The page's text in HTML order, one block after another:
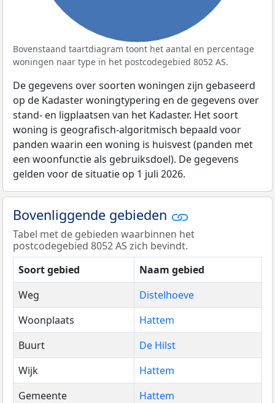
Bovenstaand taartdiagram toont het aantal en percentage
woningen naar type in het postcodegebied 8052 AS.
De gegevens over soorten woningen zijn gebaseerd
op de Kadaster woningtypering en de gegevens over
stand- en ligplaatsen van het Kadaster. Het soort
woning is geografisch-algoritmisch bepaald voor
panden waarin een woning is huisvest (panden met
een woonfunctie als gebruiksdoel). De gegevens
gelden voor de situatie op 1 juli 2026.
Bovenliggende gebieden
Tabel met de gebieden waarbinnen het
postcodegebied 8052 AS zich bevindt.
Soort gebied
Naam gebied
Weg
Distelhoeve
Woonplaats
Hattem
Buurt
De Hilst
Wijk
Hattem
Gemeente
Hattem